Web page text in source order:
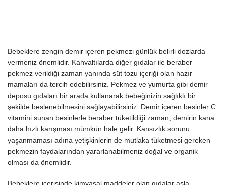
Bebeklere zengin demir içeren pekmezi günlük belirli dozlarda
vermeniz önemlidir. Kahvaltılarda diğer gıdalar ile beraber
pekmez verildiği zaman yanında süt tozu içeriği olan hazır
mamaları da tercih edebilirsiniz. Pekmez ve yumurta gibi demir
deposu gıdaları bir arada kullanarak bebeğinizin sağlıklı bir
şekilde beslenebilmesini sağlayabilirsiniz. Demir içeren besinler C
vitamini sunan besinlerle beraber tüketildiği zaman, demirin kana
daha hızlı karışması mümkün hale gelir. Kansızlık sorunu
yaşanmaması adına yetişkinlerin de mutlaka tüketmesi gereken
pekmezin faydalarından yararlanabilmeniz doğal ve organik
olması da önemlidir.